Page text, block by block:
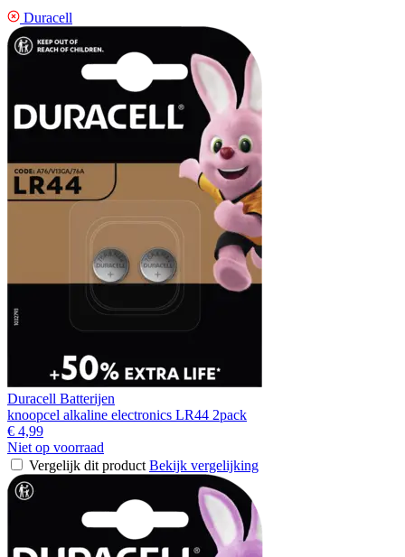
Duracell
Duracell Batterijen
knoopcel alkaline electronics LR44 2pack
€ 4,99
Niet op voorraad
Vergelijk dit product Bekijk vergelijking